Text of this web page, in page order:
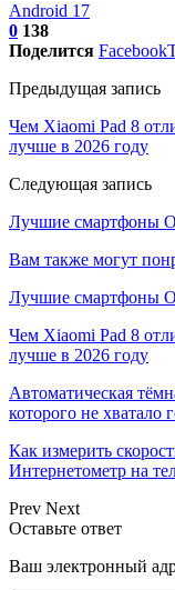
Android 17
0 138
Поделится Facebook
Предыдущая запись
Чем Xiaomi Pad 8
лучше в 2026 году
Следующая запись
Лучшие смартфоны
Вам также могут
Лучшие смартфоны
Чем Xiaomi Pad 8
лучше в 2026 году
Автоматическая
которого не хватало
Как измерить
Интернетометр на
Prev Next
Оставьте ответ
Ваш электронный